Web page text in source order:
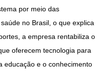
por meio das
no Brasil, o que explica
a empresa rentabiliza o
oferecem tecnologia para
educação e o conhecimento